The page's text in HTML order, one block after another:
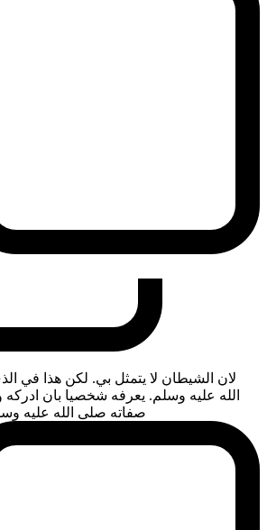
لان الشيطان لا يتمثل بي. لكن هذا في
الله عليه وسلم. يعرفه شخصيا بان
صفاته صلى الله عليه